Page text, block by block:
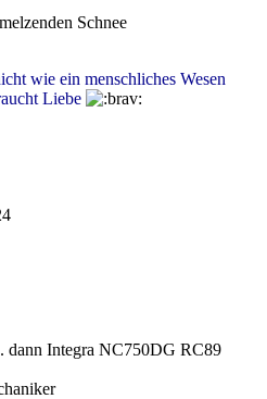
Schnee
wie ein menschliches Wesen
Liebe
dann Integra NC750DG RC89